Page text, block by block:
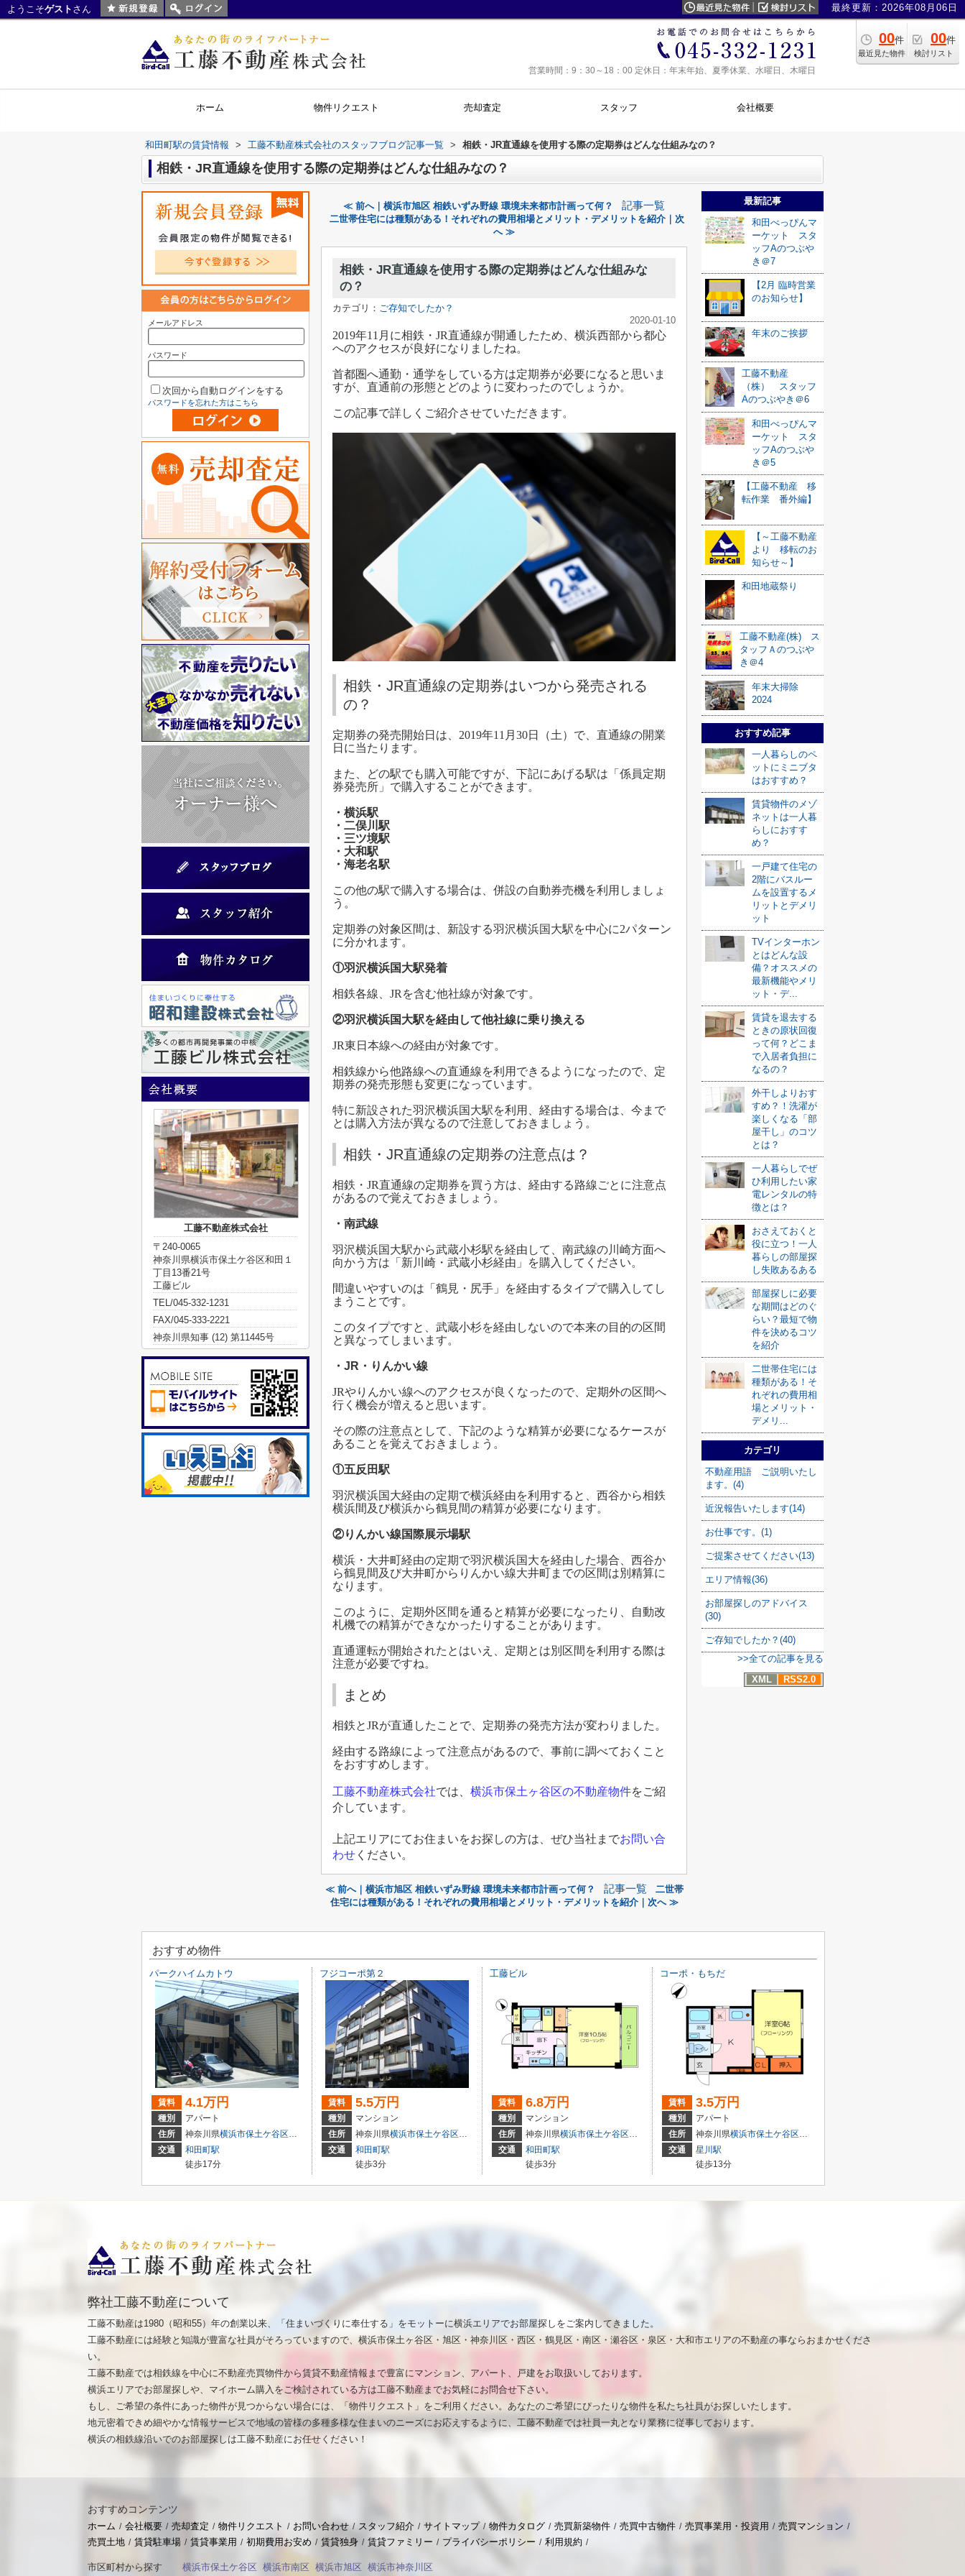
ようこそゲスト さん 最終更新：2026年08月06日
00件
最近見た物件
00件
検討リスト
営業時間：9：30～18：00 定休日：年末年始、夏季休業、水曜日、木曜日
ホーム 物件リクエスト 売却査定 スタッフ 会社概要
和田町駅の賃貸情報 > 工藤不動産株式会社のスタッフブログ記事一覧 > 相鉄・JR直通線を使用する際の定期券はどんな仕組みなの？
相鉄・JR直通線を使用する際の定期券はどんな仕組みなの？
≪ 前へ｜横浜市旭区 相鉄いずみ野線 環境未来都市計画って何？ 記事一覧
二世帯住宅には種類がある！それぞれの費用相場とメリット・デメリットを紹介｜次
へ ≫
相鉄・JR直通線を使用する際の定期券はどんな仕組みな
の？
カテゴリ： ご存知でしたか？
2020-01-10
2019年11月に相鉄・JR直通線が開通したため、横浜西部から都心
へのアクセスが良好になりましたね。
首都圏へ通勤・通学をしている方は定期券が必要になると思いま
すが、直通前の形態とどのように変わったのでしょうか。
この記事で詳しくご紹介させていただきます。
相鉄・JR直通線の定期券はいつから発売される
の？
定期券の発売開始日は、2019年11月30日（土）で、直通線の開業
日に当たります。
また、どの駅でも購入可能ですが、下記にあげる駅は「係員定期
券発売所」で購入することができます。
・横浜駅
・二俣川駅
・三ツ境駅
・大和駅
・海老名駅
この他の駅で購入する場合は、併設の自動券売機を利用しましょ
う。
定期券の対象区間は、新設する羽沢横浜国大駅を中心に2パターン
に分かれます。
①羽沢横浜国大駅発着
相鉄各線、JRを含む他社線が対象です。
②羽沢横浜国大駅を経由して他社線に乗り換える
JR東日本線への経由が対象です。
相鉄線から他路線への直通線を利用できるようになったので、定
期券の発売形態も変更になっています。
特に新設された羽沢横浜国大駅を利用、経由する場合は、今まで
とは購入方法が異なるので注意しておきましょう。
相鉄・JR直通線の定期券の注意点は？
相鉄・JR直通線の定期券を買う方は、経由する路線ごとに注意点
があるので覚えておきましょう。
・南武線
羽沢横浜国大駅から武蔵小杉駅を経由して、南武線の川崎方面へ
向かう方は「新川崎・武蔵小杉経由」を購入してください。
間違いやすいのは「鶴見・尻手」を経由するタイプで購入してし
まうことです。
このタイプですと、武蔵小杉を経由しないので本来の目的の区間
と異なってしまいます。
・JR・りんかい線
JRやりんかい線へのアクセスが良くなったので、定期外の区間へ
行く機会が増えると思います。
その際の注意点として、下記のような精算が必要になるケースが
あることを覚えておきましょう。
①五反田駅
羽沢横浜国大経由の定期で横浜経由を利用すると、西谷から相鉄
横浜間及び横浜から鶴見間の精算が必要になります。
②りんかい線国際展示場駅
横浜・大井町経由の定期で羽沢横浜国大を経由した場合、西谷か
ら鶴見間及び大井町からりんかい線大井町までの区間は別精算に
なります。
このように、定期外区間を通ると精算が必要になったり、自動改
札機での精算ができなかったりすることがあります。
直通運転が開始されたとはいえ、定期とは別区間を利用する際は
注意が必要ですね。
まとめ
相鉄とJRが直通したことで、定期券の発売方法が変わりました。
経由する路線によって注意点があるので、事前に調べておくこと
をおすすめします。
工藤不動産株式会社では、 横浜市保土ヶ谷区の不動産物件をご紹
介しています。
上記エリアにてお住まいをお探しの方は、ぜひ当社までお問い合
わせ ください。
≪ 前へ｜横浜市旭区 相鉄いずみ野線 環境未来都市計画って何？ 記事一覧
二世帯
住宅には種類がある！それぞれの費用相場とメリット・デメリットを紹介｜次へ ≫
最新記事
和田べっぴんマ
ーケット スタ
ッフAのつぶや
き＠7
【2月 臨時営業
のお知らせ】
年末のご挨拶
工藤不動産
（株） スタッフ
Aのつぶやき＠6
和田べっぴんマ
ーケット スタ
ッフAのつぶや
き＠5
【工藤不動産 移
転作業 番外編】
【～工藤不動産
より 移転のお
知らせ～】
和田地蔵祭り
工藤不動産(株) ス
タッフＡのつぶや
き＠4
年末大掃除
2024
おすすめ記事
一人暮らしのペ
ットにミニブタ
はおすすめ？
賃貸物件のメゾ
ネットは一人暮
らしにおすす
め？
一戸建て住宅の
2階にバスルー
ムを設置するメ
リットとデメリ
ット
TVインターホン
とはどんな設
備？オススメの
最新機能やメリ
ット・デ...
賃貸を退去する
ときの原状回復
って何？どこま
で入居者負担に
なるの？
外干しよりおす
すめ？！洗濯が
楽しくなる「部
屋干し」のコツ
とは？
一人暮らしでぜ
ひ利用したい家
電レンタルの特
徴とは？
おさえておくと
役に立つ！一人
暮らしの部屋探
し失敗あるある
部屋探しに必要
な期間はどのぐ
らい？最短で物
件を決めるコツ
を紹介
二世帯住宅には
種類がある！そ
れぞれの費用相
場とメリット・
デメリ...
カテゴリ
不動産用語 ご説明いたし
ます。(4)
近況報告いたします(14)
お仕事です。(1)
ご提案させてください(13)
エリア情報(36)
お部屋探しのアドバイス
(30)
ご存知でしたか？(40)
>>全ての記事を見る
XML
RSS2.0
メールアドレス
パスワード
次回から自動ログインをする
パスワードを忘れた方はこちら
工藤不動産株式会社
〒240-0065
神奈川県横浜市保土ケ谷区和田１
丁目13番21号
工藤ビル
TEL/045-332-1231
FAX/045-333-2221
神奈川県知事 (12) 第11445号
おすすめ物件
パークハイムカトウ
賃料 4.1万円
種別
アパート
住所
神奈川県横浜市保土ケ谷区常盤台
交通
和田町駅
徒歩17分
フジコーポ第２
賃料 5.5万円
種別
マンション
住所
神奈川県横浜市保土ケ谷区和田
１丁目２０－４
交通
和田町駅
徒歩3分
工藤ビル
賃料 6.8万円
種別
マンション
住所
神奈川県横浜市保土ケ谷区和田
１丁目13-21
交通
和田町駅
徒歩3分
コーポ・もちだ
賃料 3.5万円
種別
アパート
住所
神奈川県横浜市保土ケ谷区岡沢町
交通
星川駅
徒歩13分
弊社工藤不動産について
工藤不動産は1980（昭和55）年の創業以来、「住まいづくりに奉仕する」をモットーに横浜エリアでお部屋探しをご案内してきました。
工藤不動産には経験と知識が豊富な社員がそろっていますので、横浜市保土ヶ谷区・旭区・神奈川区・西区・鶴見区・南区・瀬谷区・泉区・大和市エリアの不動産の事ならおまかせくださ
い。
工藤不動産では相鉄線を中心に不動産売買物件から賃貸不動産情報まで豊富にマンション、アパート、戸建をお取扱いしております。
横浜エリアでお部屋探しや、マイホーム購入をご検討されている方は工藤不動産までお気軽にお問合せ下さい。
もし、ご希望の条件にあった物件が見つからない場合には、「物件リクエスト」をご利用ください。あなたのご希望にぴったりな物件を私たち社員がお探しいたします。
地元密着できめ細やかな情報サービスで地域の皆様の多種多様な住まいのニーズにお応えするように、工藤不動産では社員一丸となり業務に従事しております。
横浜の相鉄線沿いでのお部屋探しは工藤不動産にお任せください！
おすすめコンテンツ
ホーム 会社概要 売却査定 物件リクエスト お問い合わせ スタッフ紹介 サイトマップ 物件カタログ 売買新築物件 売買中古物件 売買事業用・投資用
売買マンション
売買土地
賃貸駐車場 賃貸事業用 初期費用お安め 賃貸独身 賃貸ファミリー プライバシーポリシー 利用規約
市区町村から探す 横浜市保土ケ谷区 横浜市南区 横浜市旭区 横浜市神奈川区